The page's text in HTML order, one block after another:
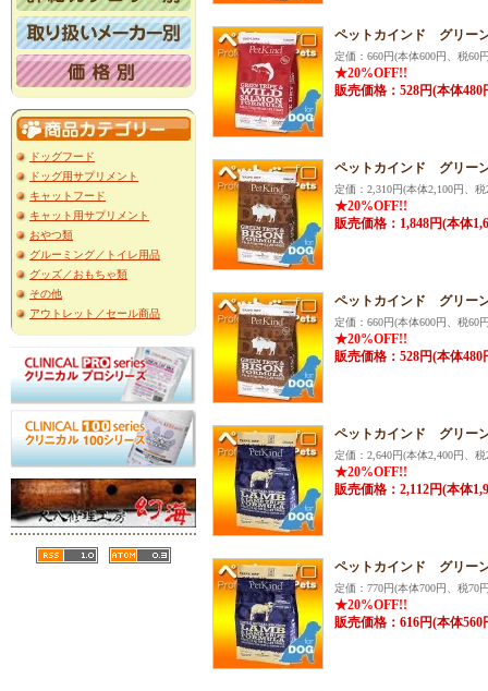
ドッグフード
ドッグ用サプリメント
キャットフード
キャット用サプリメント
おやつ類
グルーミング／トイレ用品
グッズ／おもちゃ類
その他
アウトレット／セール商品
ペットカインド グリー
定価：660円(本体600円、税60
★20%OFF!!
販売価格：528円(本体480
ペットカインド グリー
定価：2,310円(本体2,100円、税
★20%OFF!!
販売価格：1,848円(本体
ペットカインド グリー
定価：660円(本体600円、税60
★20%OFF!!
販売価格：528円(本体480
ペットカインド グリー
定価：2,640円(本体2,400円、税
★20%OFF!!
販売価格：2,112円(本体
ペットカインド グリー
定価：770円(本体700円、税70
★20%OFF!!
販売価格：616円(本体560